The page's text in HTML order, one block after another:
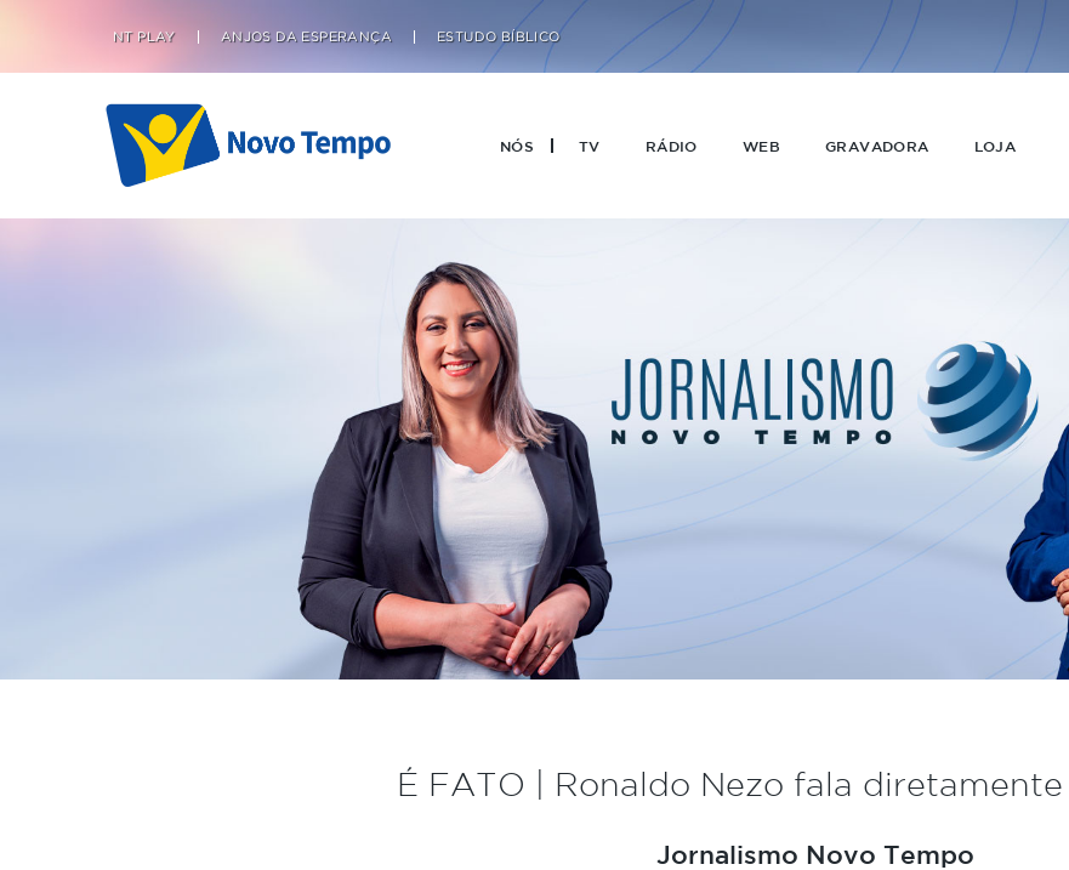
NÓS TV RÁDIO WEB
NT PLAY ANJOS DA ESPERANÇA ESTUDO BÍBLICO
GRAVADORA LOJA
É FATO | Ronaldo Nezo fala
Jornalismo Novo Tempo